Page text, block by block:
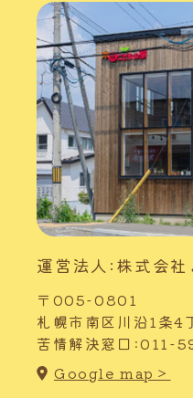
運営法人:株式会社
〒005-0801
札幌市南区川沿1条4
苦情解決窓口:011-
Google map＞